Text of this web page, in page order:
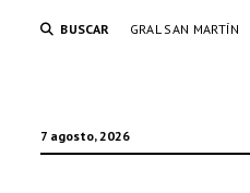
BUSCAR GRAL SAN MARTÍN
7 agosto, 2026